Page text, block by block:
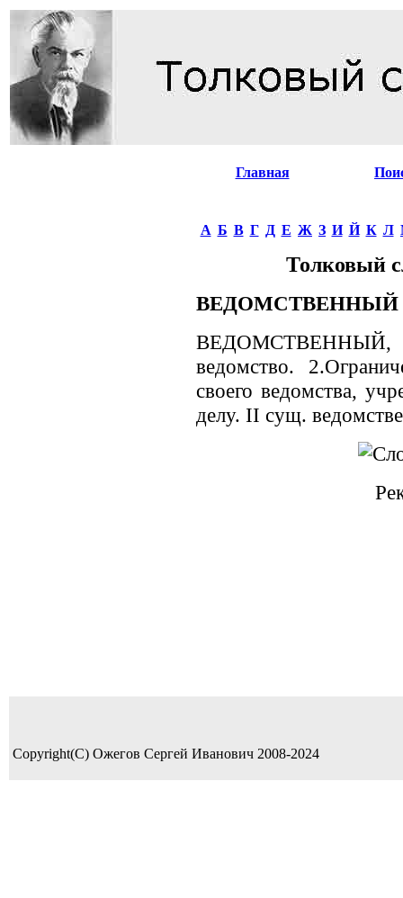
Главная
А Б В Г Д Е Ж З И Й К Л
Толковый
ВЕДОМСТВЕННЫЙ
ВЕДОМСТВЕННЫЙ,
ведомство.
своего ведомства,
делу. II сущ.
Copyright(C) Ожегов Сергей Иванович 2008-2024